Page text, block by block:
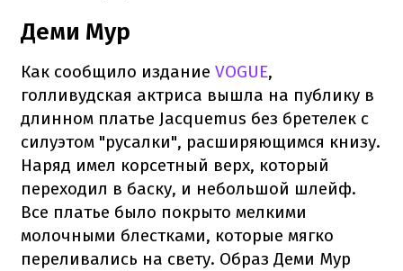
Деми Мур
Как сообщило издание VOGUE,
голливудская актриса вышла на публику в
длинном платье Jacquemus без бретелек с
силуэтом "русалки", расширяющимся книзу.
Наряд имел корсетный верх, который
переходил в баску, и небольшой шлейф.
Все платье было покрыто мелкими
молочными блестками, которые мягко
переливались на свету. Образ Деми Мур